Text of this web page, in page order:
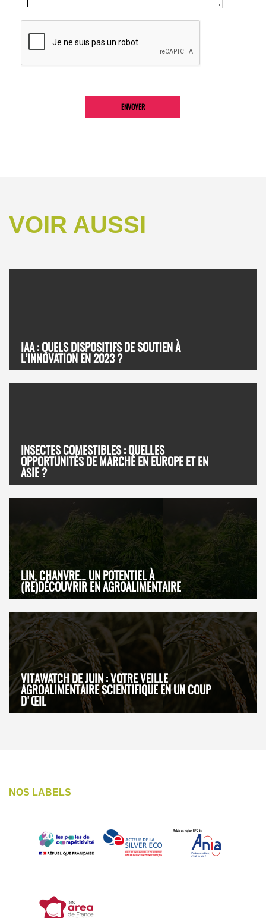
VOIR AUSSI
IAA : QUELS DISPOSITIFS DE SOUTIEN À
L’INNOVATION EN 2023 ?
INSECTES COMESTIBLES : QUELLES
OPPORTUNITÉS DE MARCHÉ EN EUROPE ET EN
ASIE ?
LIN, CHANVRE… UN POTENTIEL À
(RE)DÉCOUVRIR EN AGROALIMENTAIRE
VITAWATCH DE JUIN : VOTRE VEILLE
AGROALIMENTAIRE SCIENTIFIQUE EN UN COUP
D'ŒIL
NOS LABELS